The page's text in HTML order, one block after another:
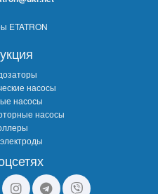
ETATRON
насосы
насосы
насосы